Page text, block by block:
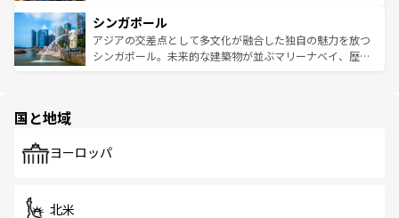
参照してほしい。
激する。気候は一年中温暖で、どの季節にも異なる楽しみ
が待っている。親しみやすいタイの人々、仏教を中心とし
た文化、そして多様な観光資源が、訪れる旅人を魅了し続
み、どこを訪れても感動するはず。観光スポットが密集し
ており、効率よく見どころを回れるのも魅力。息をのむよ
うな絶景から文化的な体験まで、香港を存分に楽しみ尽く
シンガポール
アジアの交差点として多文化が融合した独自の魅力を放つ
シンガポール。未来的な建築物が並ぶマリーナベイ、歴史
で、ホーカーズは地元の風情を楽しめる外せないスポット
国と地域
ヨーロッパ
北米